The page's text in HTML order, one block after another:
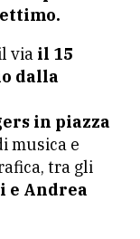
via il 15
dalla
in piazza
musica e
tra gli
e Andrea